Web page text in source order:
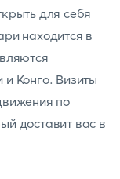
для себя
находится в
и Конго. Визиты
по
доставит вас в